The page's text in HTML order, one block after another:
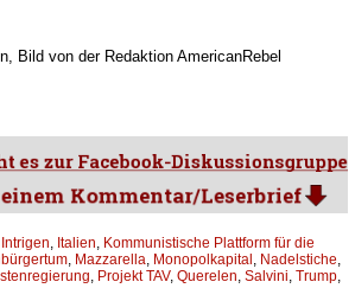
Bild von der Redaktion AmericanRebel
Intrigen, Italien, Kommunistische Plattform für die
, Mazzarella, Monopolkapital , Nadelstiche,
, Projekt TAV, Querelen, Salvini, Trump,